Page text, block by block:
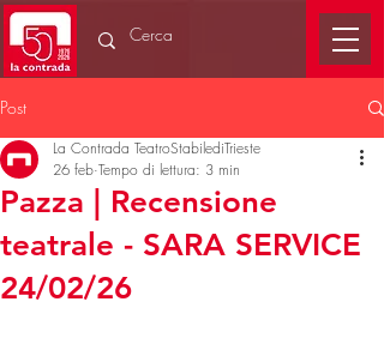
Post
Pazza | Recensione
teatrale - SARA SERVICE
24/02/26
La Contrada TeatroStabilediTrieste
26 feb Tempo di lettura: 3 min